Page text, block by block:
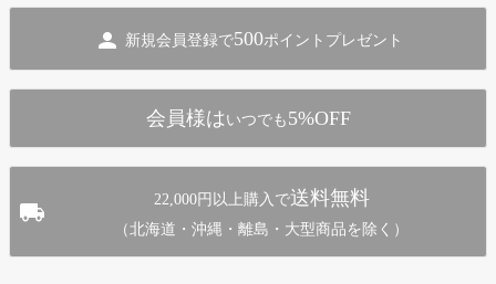
新規会員登録で500ポイントプレゼント
会員様は いつでも 5%OFF
22,000円以上購入で送料無料
（北海道・沖縄・離島・大型商品を除く）